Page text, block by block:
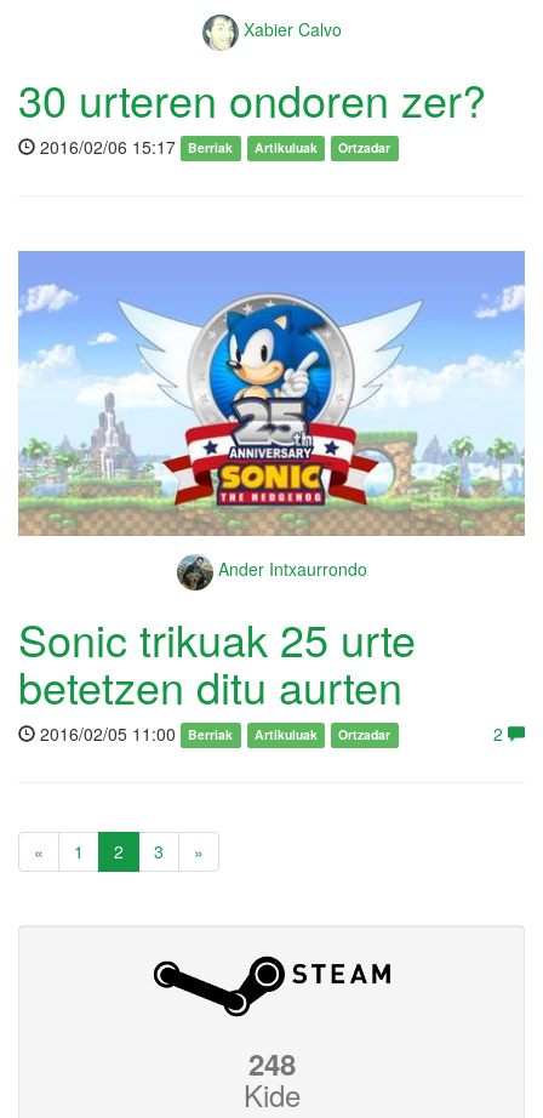
Xabier Calvo
30 urteren ondoren zer?
2016/02/06 15:17 Berriak Artikuluak Ortzadar
Ander Intxaurrondo
Sonic trikuak 25 urte
betetzen ditu aurten
2016/02/05 11:00 Berriak Artikuluak Ortzadar 2
« 1 2 3 »
248
Kide